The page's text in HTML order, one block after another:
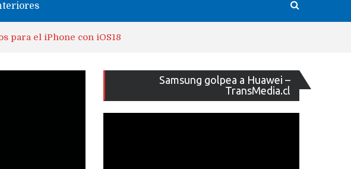
para el iPhone con iOS18
Samsung golpea a Huawei –
TransMedia.cl
de
vídeo